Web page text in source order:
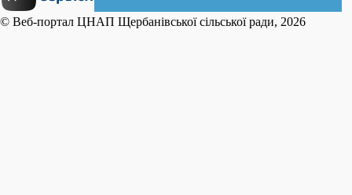
© Веб-портал ЦНАП Щербанівської сільської ради, 2026